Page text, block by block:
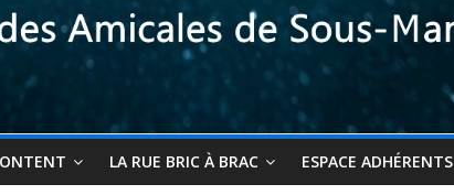
LA RUE BRIC À BRAC ESPACE ADHÉRENTS